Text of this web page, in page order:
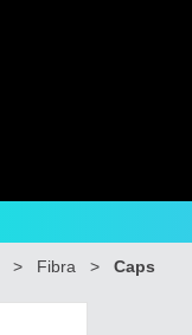
> Fibra > Caps